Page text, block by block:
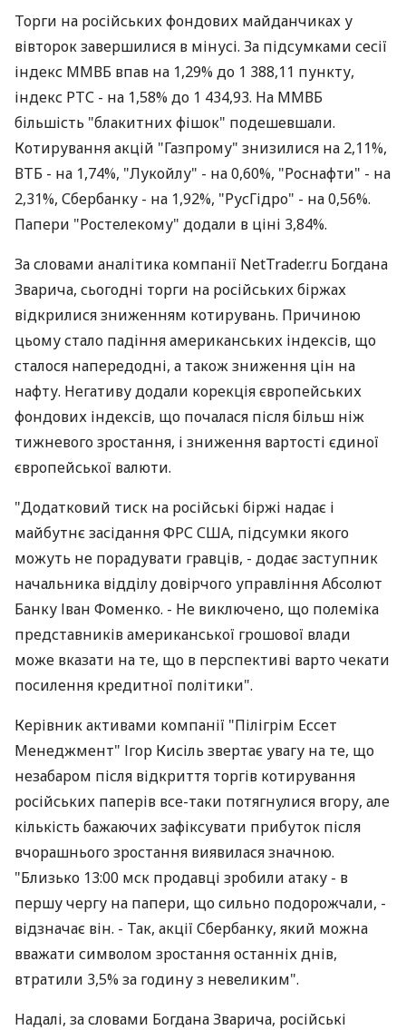
Торги на російських фондових майданчиках у
вівторок завершилися в мінусі. За підсумками сесії
індекс ММВБ впав на 1,29% до 1 388,11 пункту,
індекс РТС - на 1,58% до 1 434,93. На ММВБ
більшість "блакитних фішок" подешевшали.
Котирування акцій "Газпрому" знизилися на 2,11%,
ВТБ - на 1,74%, "Лукойлу" - на 0,60%, "Роснафти" - на
2,31%, Сбербанку - на 1,92%, "РусГідро" - на 0,56%.
Папери "Ростелекому" додали в ціні 3,84%.
За словами аналітика компанії NetTrader.ru Богдана
Зварича, сьогодні торги на російських біржах
відкрилися зниженням котирувань. Причиною
цьому стало падіння американських індексів, що
сталося напередодні, а також зниження цін на
нафту. Негативу додали корекція європейських
фондових індексів, що почалася після більш ніж
тижневого зростання, і зниження вартості єдиної
європейської валюти.
"Додатковий тиск на російські біржі надає і
майбутнє засідання ФРС США, підсумки якого
можуть не порадувати гравців, - додає заступник
начальника відділу довірчого управління Абсолют
Банку Іван Фоменко. - Не виключено, що полеміка
представників американської грошової влади
може вказати на те, що в перспективі варто чекати
посилення кредитної політики".
Керівник активами компанії "Пілігрім Ессет
Менеджмент" Ігор Кисіль звертає увагу на те, що
незабаром після відкриття торгів котирування
російських паперів все-таки потягнулися вгору, але
кількість бажаючих зафіксувати прибуток після
вчорашнього зростання виявилася значною.
"Близько 13:00 мск продавці зробили атаку - в
першу чергу на папери, що сильно подорожчали, -
відзначає він. - Так, акції Сбербанку, який можна
вважати символом зростання останніх днів,
втратили 3,5% за годину з невеликим".
Надалі, за словами Богдана Зварича, російські